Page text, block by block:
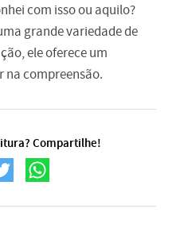
com isso ou aquilo?
grande variedade de
ele oferece um
compreensão.
Compartilhe!